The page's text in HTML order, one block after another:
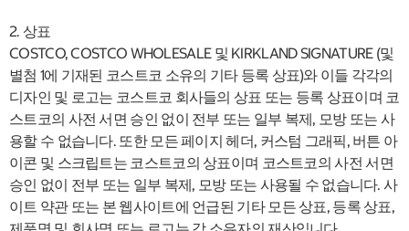
2. 상표
COSTCO, COSTCO WHOLESALE 및 KIRKLAND SIGNATURE (및
별첨 1에 기재된 코스트코 소유의 기타 등록 상표)와 이들 각각의
디자인 및 로고는 코스트코 회사들의 상표 또는 등록 상표이며 코
스트코의 사전 서면 승인 없이 전부 또는 일부 복제, 모방 또는 사
용할 수 없습니다. 또한 모든 페이지 헤더, 커스텀 그래픽, 버튼 아
이콘 및 스크립트는 코스트코의 상표이며 코스트코의 사전 서면
승인 없이 전부 또는 일부 복제, 모방 또는 사용될 수 없습니다. 사
이트 약관 또는 본 웹사이트에 언급된 기타 모든 상표, 등록 상표,